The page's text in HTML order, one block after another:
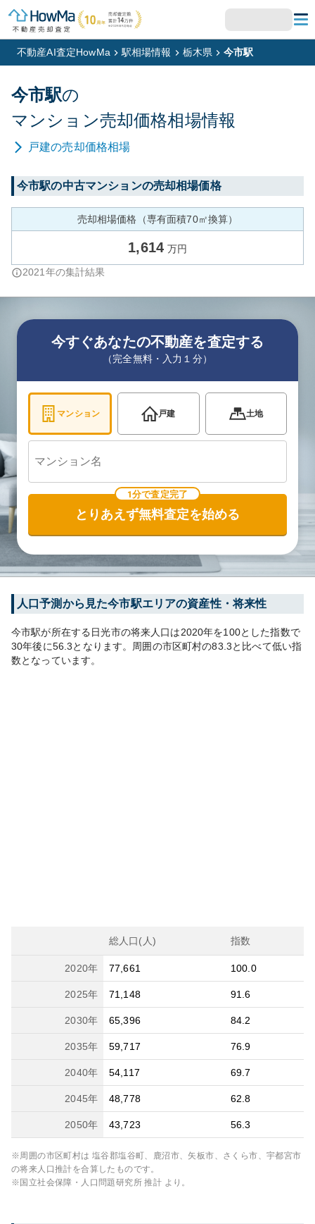
不動産AI査定HowMa 駅相場情報 栃木県 今市駅
今市駅の
マンション売却価格相場情報
戸建の売却価格相場
今市駅の中古マンションの売却相場価格
売却相場価格（専有面積70㎡換算）
1,614 万円
2021 年の集計結果
今すぐあなたの不動産を査定する
（完全無料・入力１分）
マンション 戸建 土地
1分で査定完了
とりあえず無料査定を始める
人口予測から見た今市駅エリアの資産性・将来性
今市駅が所在する 日光市の将来人口は2020年を100とした指数で
30年後に56.3となります。 周囲の市区町村の83.3と比べて低い指
数となっています。
総人口(人) 指数
2020年 77,661 100.0
2025年 71,148 91.6
2030年 65,396 84.2
2035年 59,717 76.9
2040年 54,117 69.7
2045年 48,778 62.8
2050年 43,723 56.3
※周囲の市区町村は 塩谷郡塩谷町、鹿沼市、矢板市、さくら市、宇都宮市
の将来人口推計を合算したものです。
※国立社会保障・人口問題研究所 推計 より。